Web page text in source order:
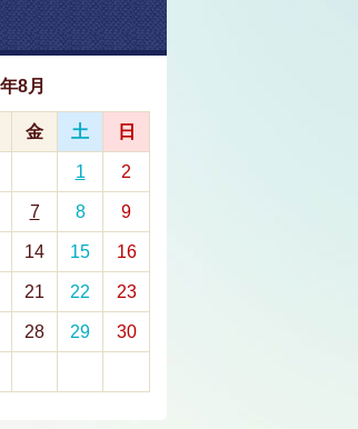
8月
金 土 日
1 2
7 8 9
14 15 16
21 22 23
28 29 30